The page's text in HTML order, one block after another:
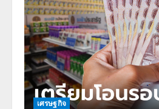
เศรษฐกิจ